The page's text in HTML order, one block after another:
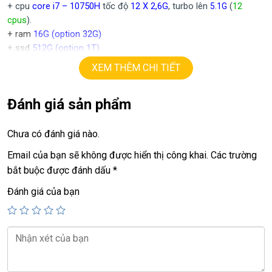
+ cpu core i7 – 10750H tốc độ 12 X 2,6G, turbo lên 5.1G (12
cpus).
+ ram 16G (option 32G)
+ ssd 512G (option 1T)
15,6in Full HD 1080 ips (1920×1080) viền mỏng
==> Vga Nvida RTX 2070=8G,chuyên đồ họa.
+ Pin 5h-7h
.
Giá :19.9tr.
💻LAPTOP TRIỀU PHÁT • UY TÍN • CHẤT LƯỢNG • GIÁ
📞Hotline / Zalo:0939.008.008 – 0938.078.389
XEM THÊM CHI TIẾT
Đánh giá sản phẩm
Chưa có đánh giá nào.
Email của bạn sẽ không được hiển thị công khai. Các trường
bắt buộc được đánh dấu *
Đánh giá của bạn